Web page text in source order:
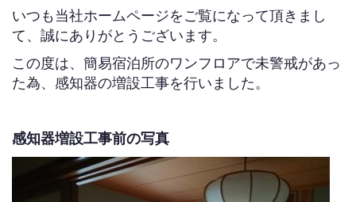
いつも当社ホームページをご覧になって頂きまし
て、誠にありがとうございます。
この度は、簡易宿泊所のワンフロアで未警戒があっ
た為、感知器の増設工事を行いました。
感知器増設工事前の写真